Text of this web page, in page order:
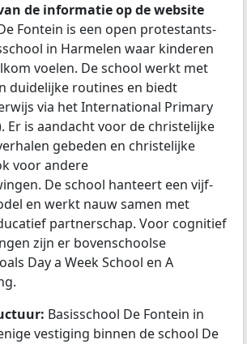
de informatie op de website
Fontein is een open protestants-
in Harmelen waar kinderen
voelen. De school werkt met
duidelijke routines en biedt
via het International Primary
Er is aandacht voor de christelijke
gebeden en christelijke
voor andere
De school hanteert een vijf-
en werkt nauw samen met
partnerschap. Voor cognitief
zijn er bovenschoolse
Day a Week School en A
Basisschool De Fontein in
vestiging binnen de school De